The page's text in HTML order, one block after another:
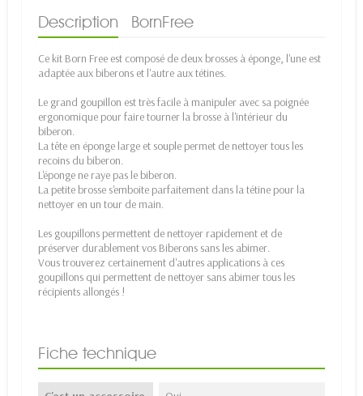
Description BornFree
Ce kit Born Free est composé de deux brosses à éponge, l'une est
adaptée aux biberons et l'autre aux tétines.
Le grand goupillon est très facile à manipuler avec sa poignée
ergonomique pour faire tourner la brosse à l'intérieur du
biberon.
La tête en éponge large et souple permet de nettoyer tous les
recoins du biberon.
L'éponge ne raye pas le biberon.
La petite brosse s'emboite parfaitement dans la tétine pour la
nettoyer en un tour de main.
Les goupillons permettent de nettoyer rapidement et de
préserver durablement vos Biberons sans les abimer.
Vous trouverez certainement d'autres applications à ces
goupillons qui permettent de nettoyer sans abimer tous les
récipients allongés !
Fiche technique